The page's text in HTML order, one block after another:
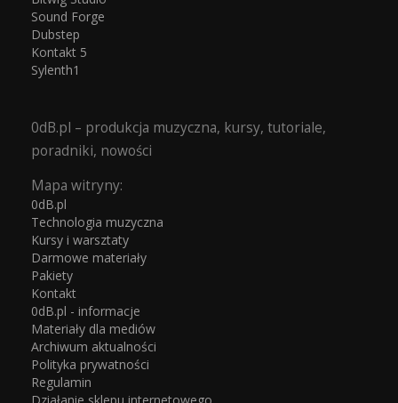
Sound Forge
Dubstep
Kontakt 5
Sylenth1
0dB.pl – produkcja muzyczna, kursy, tutoriale,
poradniki, nowości
Mapa witryny:
0dB.pl
Technologia muzyczna
Kursy i warsztaty
Darmowe materiały
Pakiety
Kontakt
0dB.pl - informacje
Materiały dla mediów
Archiwum aktualności
Polityka prywatności
Regulamin